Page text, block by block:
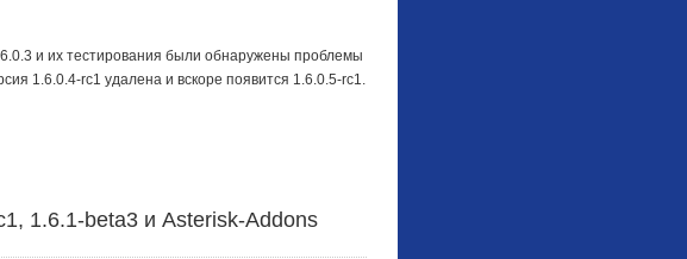
и их тестирования были обнаружены проблемы
1.6.0.4-rc1 удалена и вскоре появится 1.6.0.5-rc1.
1.6.1-beta3 и Asterisk-Addons